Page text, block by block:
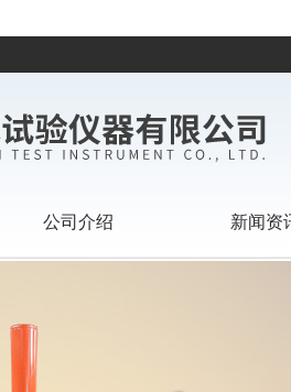
公司介绍 新闻资